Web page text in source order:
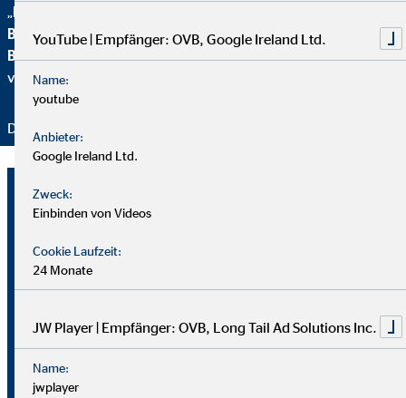
„
Beschäftigung und Employability (IBE ). Als Teil der
Brancheninitiative Nachhaltigkeit
verantwortungsvolle Beratung ein.
Danke für Ihr Vertrauen – wir bleiben dran!
Nicole Wittke
Bezirksleiterin für die OVB
Am Eckbusch 35
nwittke@ovb.de
YouTube | Empfänger: OVB, Google Ireland Ltd.
Name:
youtube
Anbieter:
Google Ireland Ltd.
Zweck:
Einbinden von Videos
Cookie Laufzeit:
24 Monate
JW Player | Empfänger: OVB, Long Tail Ad Solutions Inc.
Name:
jwplayer